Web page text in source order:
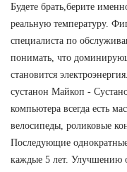
Будете брать,берите
реальную температуру.
специалиста по
понимать, что
становится
сустанон Майкоп -
компьютера всегда есть
велосипеды, роликовые
Последующие
каждые 5 лет. Улучшению